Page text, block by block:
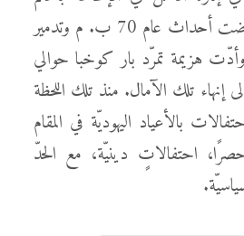
الرومانيّ. في البداية، قضت أحداث عام 70 ب. م وتدمير
هزيمة تمرّد بار كوخبا حوالي
إلى إنهاء تلك الآمال. منذ تلك اللحظة
بالأعياد اليهوديّة في المقام
احتفالاتٍ دينيّة، مع الحدّ